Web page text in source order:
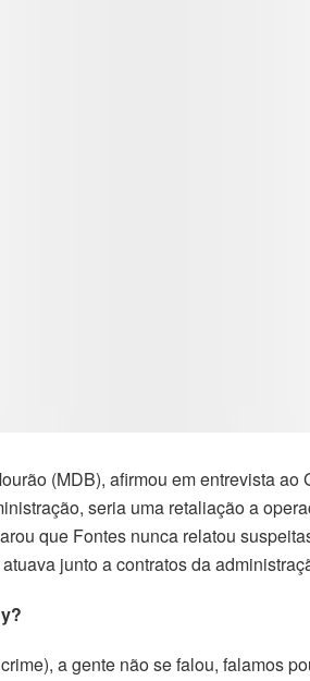
(MDB), afirmou em entrevista
seria uma retaliação a
que Fontes nunca relatou
junto a contratos da
a gente não se falou, falamos